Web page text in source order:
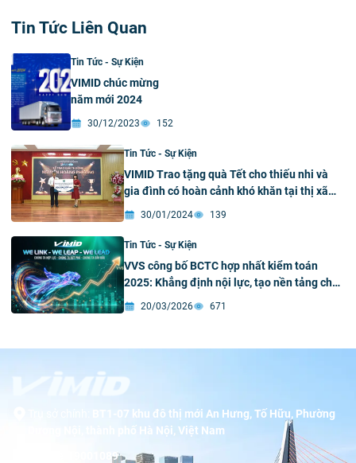
Tin Tức Liên Quan
Tin Tức - Sự Kiện
VIMID chúc mừng
năm mới 2024
30/12/2023 152
Tin Tức - Sự Kiện
VIMID Trao tặng quà Tết cho thiếu nhi và
gia đình có hoàn cảnh khó khăn tại thị xã
Sơn Tây
30/01/2024 139
Tin Tức - Sự Kiện
VVS công bố BCTC hợp nhất kiểm toán
2025: Khẳng định nội lực, tạo nền tảng cho
giai đoạn bứt phá 2026–2030
20/03/2026 671
BT1-07 khu đô thị mới An Hưng, Tố Hữu, Phường
Dương Nội, thành phố Hà Nội, Việt Nam
19001089